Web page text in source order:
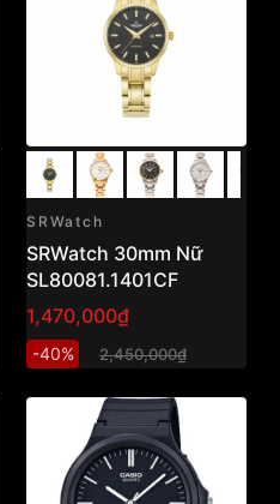
SRWatch
SRWatch 30mm Nữ
SL80081.1401CF
1,470,000₫
-40% 2,450,000₫